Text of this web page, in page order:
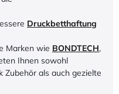
Druckbetthaftung
Marken wie BONDTECH,
Ihnen sowohl
Zubehör als auch gezielte